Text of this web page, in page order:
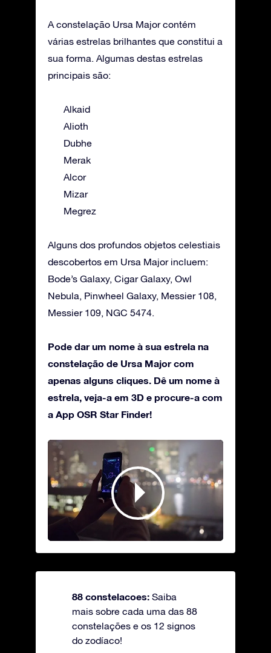
A constelação Ursa Major contém
várias estrelas brilhantes que constitui a
sua forma. Algumas destas estrelas
principais são:
Alkaid
Alioth
Dubhe
Merak
Alcor
Mizar
Megrez
Alguns dos profundos objetos celestiais
descobertos em Ursa Major incluem:
Bode’s Galaxy, Cigar Galaxy, Owl
Nebula, Pinwheel Galaxy, Messier 108,
Messier 109, NGC 5474.
Pode dar um nome à sua estrela na
constelação de Ursa Major com
apenas alguns cliques. Dê um nome à
estrela, veja-a em 3D e procure-a com
a App OSR Star Finder!
88 constelacoes: Saiba
mais sobre cada uma das 88
constelações e os 12 signos
do zodíaco!